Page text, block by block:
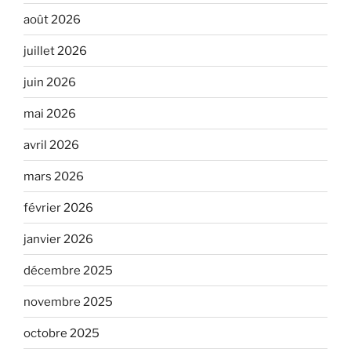
août 2026
juillet 2026
juin 2026
mai 2026
avril 2026
mars 2026
février 2026
janvier 2026
décembre 2025
novembre 2025
octobre 2025